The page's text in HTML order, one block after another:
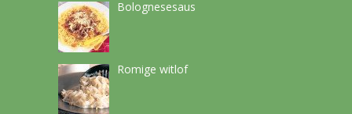
Bolognesesaus
Romige witlof